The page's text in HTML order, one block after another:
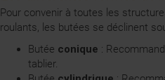
Pour convenir à toutes les
roulants, les butées se déclinent
Butée conique :
tablier.